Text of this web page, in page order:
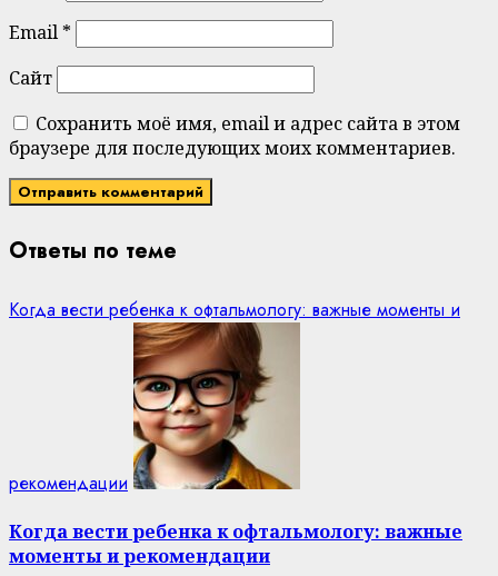
Email *
Сайт
Сохранить моё имя, email и адрес сайта в этом
браузере для последующих моих комментариев.
Ответы по теме
Когда вести ребенка к офтальмологу: важные моменты и
рекомендации
Когда вести ребенка к офтальмологу: важные
моменты и рекомендации